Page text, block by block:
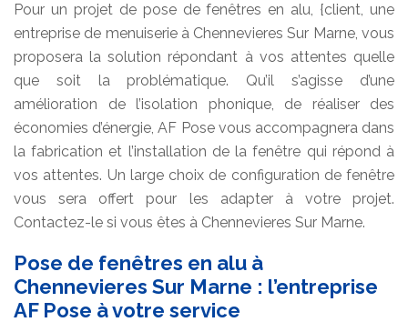
Pour un projet de pose de fenêtres en alu, {client, une
entreprise de menuiserie à Chennevieres Sur Marne, vous
proposera la solution répondant à vos attentes quelle
que soit la problématique. Qu’il s’agisse d’une
amélioration de l’isolation phonique, de réaliser des
économies d’énergie, AF Pose vous accompagnera dans
la fabrication et l’installation de la fenêtre qui répond à
vos attentes. Un large choix de configuration de fenêtre
vous sera offert pour les adapter à votre projet.
Contactez-le si vous êtes à Chennevieres Sur Marne.
Pose de fenêtres en alu à
Chennevieres Sur Marne : l’entreprise
AF Pose à votre service